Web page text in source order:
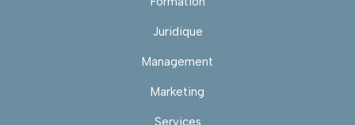
Juridique
Management
Marketing
Services